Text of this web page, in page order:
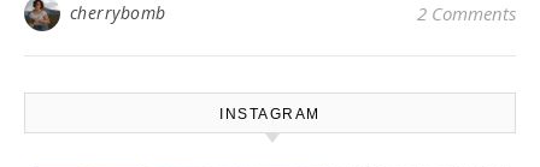
cherrybomb 2 Comments
INSTAGRAM